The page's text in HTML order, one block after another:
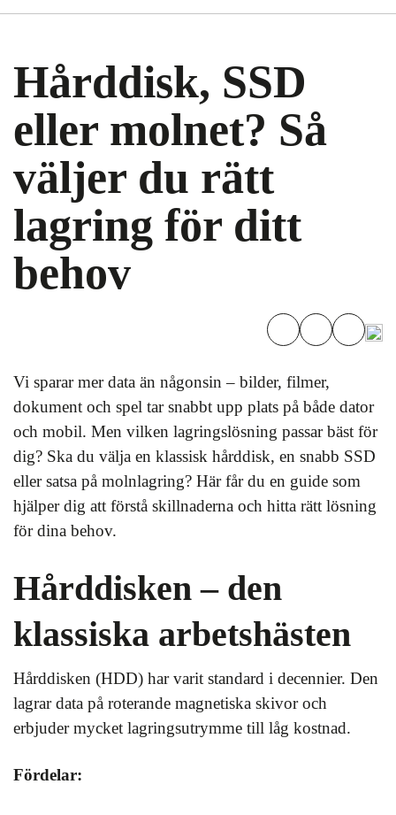
Hårddisk, SSD
eller molnet? Så
väljer du rätt
lagring för ditt
behov
Vi sparar mer data än någonsin – bilder, filmer,
dokument och spel tar snabbt upp plats på både dator
och mobil. Men vilken lagringslösning passar bäst för
dig? Ska du välja en klassisk hårddisk, en snabb SSD
eller satsa på molnlagring? Här får du en guide som
hjälper dig att förstå skillnaderna och hitta rätt lösning
för dina behov.
Hårddisken – den
klassiska arbetshästen
Hårddisken (HDD) har varit standard i decennier. Den
lagrar data på roterande magnetiska skivor och
erbjuder mycket lagringsutrymme till låg kostnad.
Fördelar: